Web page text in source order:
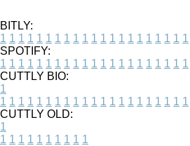
BITLY:
1 1 1 1 1 1 1 1 1 1 1 1 1 1 1 1 1 1 1 1 1
SPOTIFY:
1 1 1 1 1 1 1 1 1 1 1 1 1 1 1 1 1 1 1 1 1
CUTTLY BIO:
1
1 1 1 1 1 1 1 1 1 1 1 1 1 1 1 1 1 1 1 1 1
CUTTLY OLD:
1
1 1 1 1 1 1 1 1 1 1